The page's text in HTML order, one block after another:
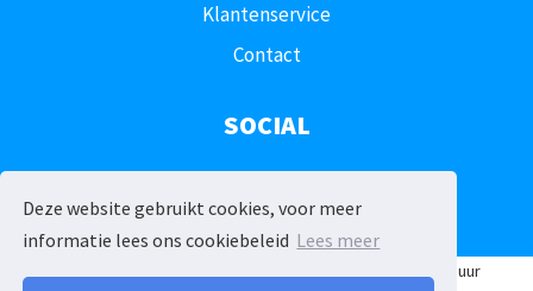
Deze website gebruikt cookies, voor meer
informatie lees ons cookiebeleid Lees meer
Klantenservice
Contact
SOCIAL
© 2026 - Feestverhuur